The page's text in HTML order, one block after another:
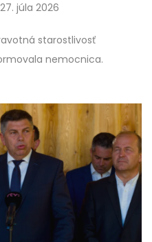
27. júla 2026
starostlivosť
nemocnica.